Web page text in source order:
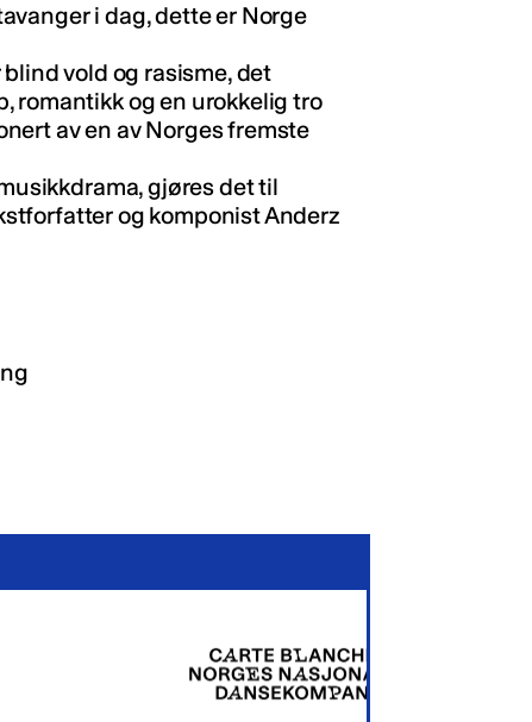
i dag, dette er Norge
vold og rasisme, det
romantikk og en urokkelig tro
av en av Norges fremste
gjøres det til
og komponist Anderz